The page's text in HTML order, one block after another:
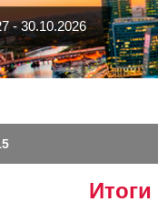
- 30.10.2026